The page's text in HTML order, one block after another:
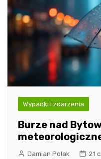
Wypadki i zdarzenia
Burze nad
Damian Polak 21